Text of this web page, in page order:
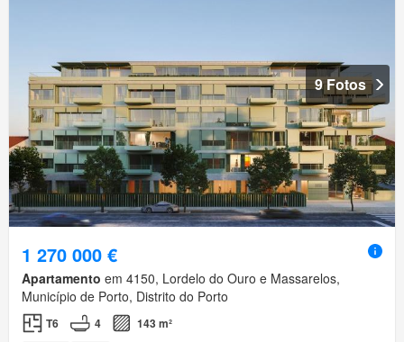
9 Fotos
1 270 000 €
Apartamento em 4150, Lordelo do Ouro e Massarelos,
Município de Porto, Distrito do Porto
T6 4 143 m²